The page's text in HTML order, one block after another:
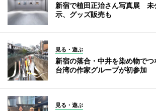
新宿で植田正治さん写真展 未
示、グッズ販売も
見る・遊ぶ
新宿の落合・中井を染め物で
台湾の作家グループが初参加
見る・遊ぶ